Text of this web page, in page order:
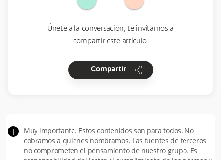
Únete a la conversación, te invitamos a
compartir este artículo.
Compartir share
i
Muy importante. Estos contenidos son para todos. No
cobramos a quienes nombramos. Las fuentes de terceros
no comprometen el pensamiento de nuestro grupo. Es